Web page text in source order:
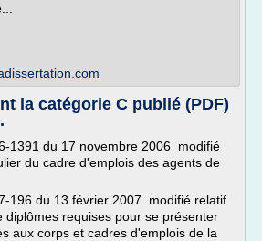
la catégorie C publié (PDF)
1391 du 17 novembre 2006 modifié
du cadre d'emplois des agents de
196 du 13 février 2007 modifié relatif
diplômes requises pour se présenter
aux corps et cadres d'emplois de la